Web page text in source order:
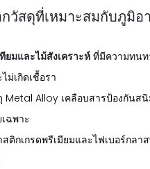
กวัสดุที่เหมาะสมกับภูมิ
ยมและไม้สังเคราะห์ ที่มีความทน
ม่เกิดเชื้อรา
Metal Alloy เคลือบสารป้องกันสนิ
ฉพาะ
ติกเกรดพรีเมียมและไฟเบอร์กลา